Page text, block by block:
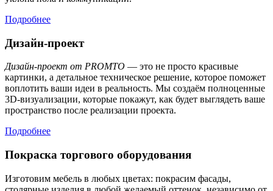
Подробнее
Дизайн-проект
Дизайн-проект от PROMTO — это не просто красивые
картинки, а детальное техническое решение, которое поможет
воплотить ваши идеи в реальность. Мы создаём полноценные
3D-визуализации, которые покажут, как будет выглядеть ваше
пространство после реализации проекта.
Подробнее
Покраска торгового оборудования
Изготовим мебель в любых цветах: покрасим фасады,